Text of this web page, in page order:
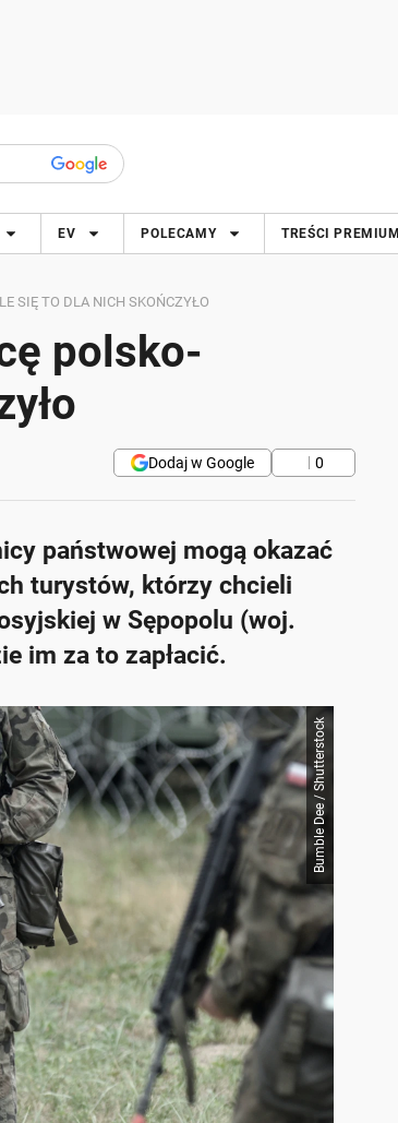
EV POLECAMY TREŚCI PREMIUM
SIĘ TO DLA NICH SKOŃCZYŁO
polsko-
0
Dodaj w Google
państwowej mogą okazać
turystów, którzy chcieli
w Sępopolu (woj.
im za to zapłacić.
Bumble Dee / Shutterstock